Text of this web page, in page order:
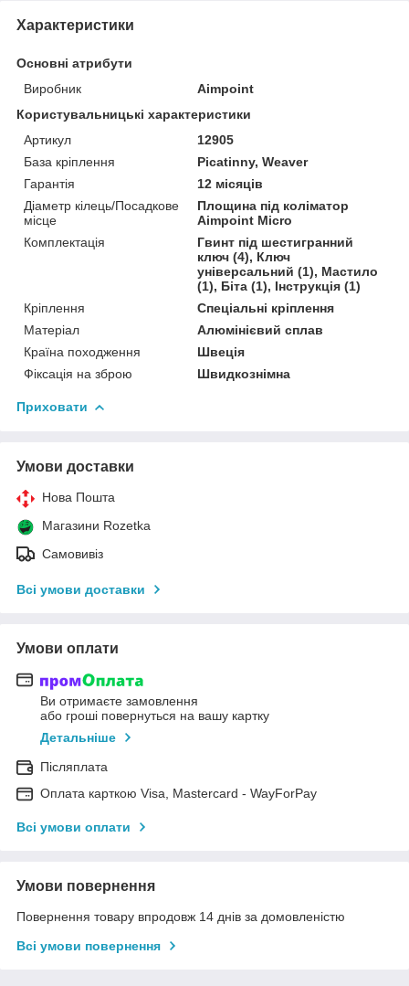
Характеристики
Основні атрибути
Виробник
Aimpoint
Користувальницькі характеристики
Артикул
12905
База кріплення
Picatinny, Weaver
Гарантія
12 місяців
Діаметр кілець/Посадкове
місце
Площина під коліматор
Aimpoint Micro
Комплектація
Гвинт під шестигранний
ключ (4), Ключ
універсальний (1), Мастило
(1), Біта (1), Інструкція (1)
Кріплення
Спеціальні кріплення
Матеріал
Алюмінієвий сплав
Країна походження
Швеція
Фіксація на зброю
Швидкознімна
Приховати
Умови доставки
Нова Пошта
Магазини Rozetka
Самовивіз
Всі умови доставки
Умови оплати
Ви отримаєте замовлення
або гроші повернуться на вашу картку
Детальніше
Післяплата
Оплата карткою Visa, Mastercard - WayForPay
Всі умови оплати
Умови повернення
Повернення товару впродовж 14 днів за домовленістю
Всі умови повернення